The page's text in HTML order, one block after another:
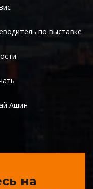
по выставке
Ашин
на